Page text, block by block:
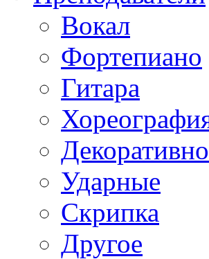
Вокал
Фортепиано
Гитара
Ударные
Скрипка
Другое